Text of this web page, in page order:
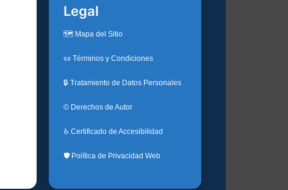
Legal
🗺️ Mapa del Sitio
📜 Términos y Condiciones
🔒 Tratamiento de Datos Personales
© Derechos de Autor
♿ Certificado de Accesibilidad
🛡️ Política de Privacidad Web